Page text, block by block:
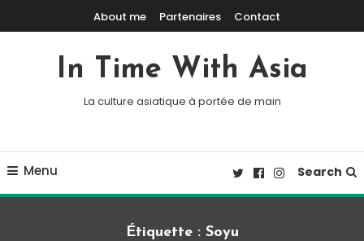
Skip To ContentAbout me Partenaires Contact
In Time With Asia
La culture asiatique à portée de main
Menu Search
Étiquette : Soyu